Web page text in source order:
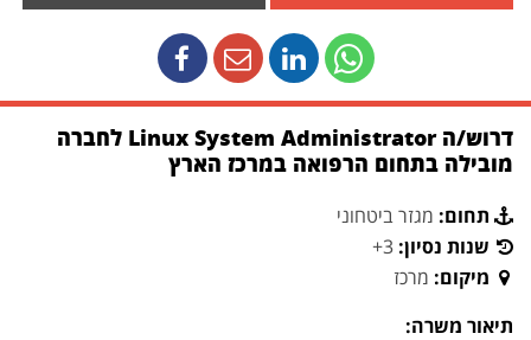
דרוש/ה Linux System Administrator לחברה
מובילה בתחום הרפואה במרכז הארץ
תחום: מגזר ביטחוני
שנות נסיון: 3+
מיקום: מרכז
תיאור משרה: